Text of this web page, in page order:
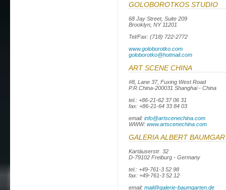
GOLOBOROTKOS STUDIO
68 Jay Street, Suite 209
Brooklyn, NY 11201
Tel/Fax: (718) 722-2772
www.goloborotko.com
goloborotko@hotmail.com
ART SCENE CHINA
#8, Lane 37, Fuxing West Road
P.R.China-200031 Shanghai - China
tel.: +86-21-62 37 06 31
fax: +86-21-64 33 84 03
email: info@artscenechina.com
WWW: www.artscenechina.com
GALERIAALBERT
Kartäuserstr. 32
D-79102 Freiburg - Germany
tel.: +49-761-3 52 98
fax: +49-761-3 52 12
email: mail@galerie-baumgarten.de